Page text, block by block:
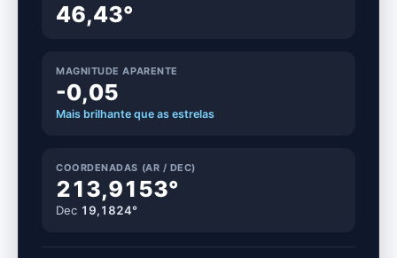
46,43°
MAGNITUDE APARENTE
-0,05
Mais brilhante que as estrelas
COORDENADAS (AR / DEC)
213,9153°
Dec 19,1824°